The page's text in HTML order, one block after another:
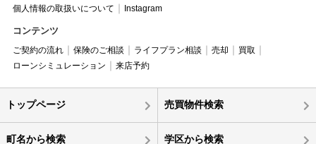
個人情報の取扱いについて
Instagram
コンテンツ
ご契約の流れ 保険のご相談 ライフプラン相談 売却
買取
ローンシミュレーション
来店予約
トップページ 売買物件検索
町名から検索 学区から検索